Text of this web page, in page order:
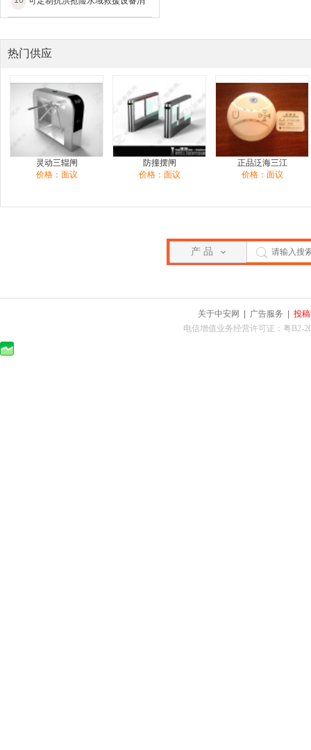
热门供应
灵动三辊闸
价格：面议
防撞摆闸
价格：面议
正品泛海三江
价格：面议
产 品
关于中安网 广告服务
投
电信增值业务经营许可证：粤